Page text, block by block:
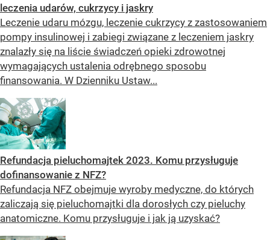
leczenia udarów, cukrzycy i jaskry
Leczenie udaru mózgu, leczenie cukrzycy z zastosowaniem
pompy insulinowej i zabiegi związane z leczeniem jaskry
znalazły się na liście świadczeń opieki zdrowotnej
wymagających ustalenia odrębnego sposobu
finansowania. W Dzienniku Ustaw...
Refundacja pieluchomajtek 2023. Komu przysługuje
dofinansowanie z NFZ?
Refundacja NFZ obejmuje wyroby medyczne, do których
zaliczają się pieluchomajtki dla dorosłych czy pieluchy
anatomiczne. Komu przysługuje i jak ją uzyskać?